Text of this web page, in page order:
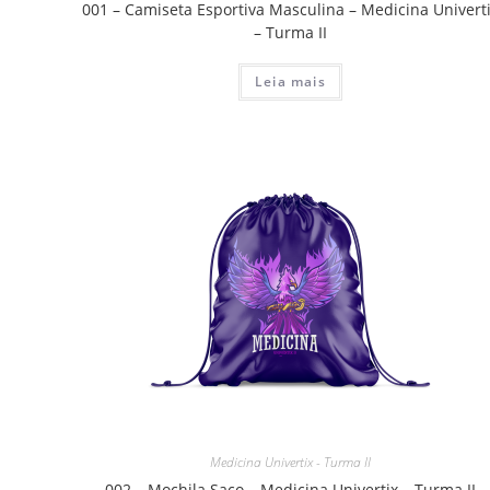
001 – Camiseta Esportiva Masculina – Medicina
– Turma II
Leia mais
Medicina Univertix - Turma II